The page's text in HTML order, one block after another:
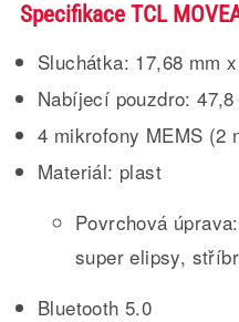
Specifikace TCL
Sluchátka: 17,68 mm
Nabíjecí pouzdro:
4 mikrofony MEMS (2
Materiál: plast
Povrchová
super elipsy,
Bluetooth 5.0